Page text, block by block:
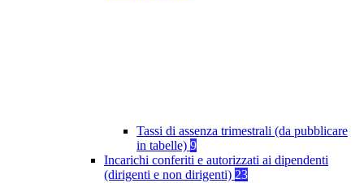
Tassi di assenza trimestrali (da pubblicare
in tabelle) 9
Incarichi conferiti e autorizzati ai dipendenti
(dirigenti e non dirigenti) 23